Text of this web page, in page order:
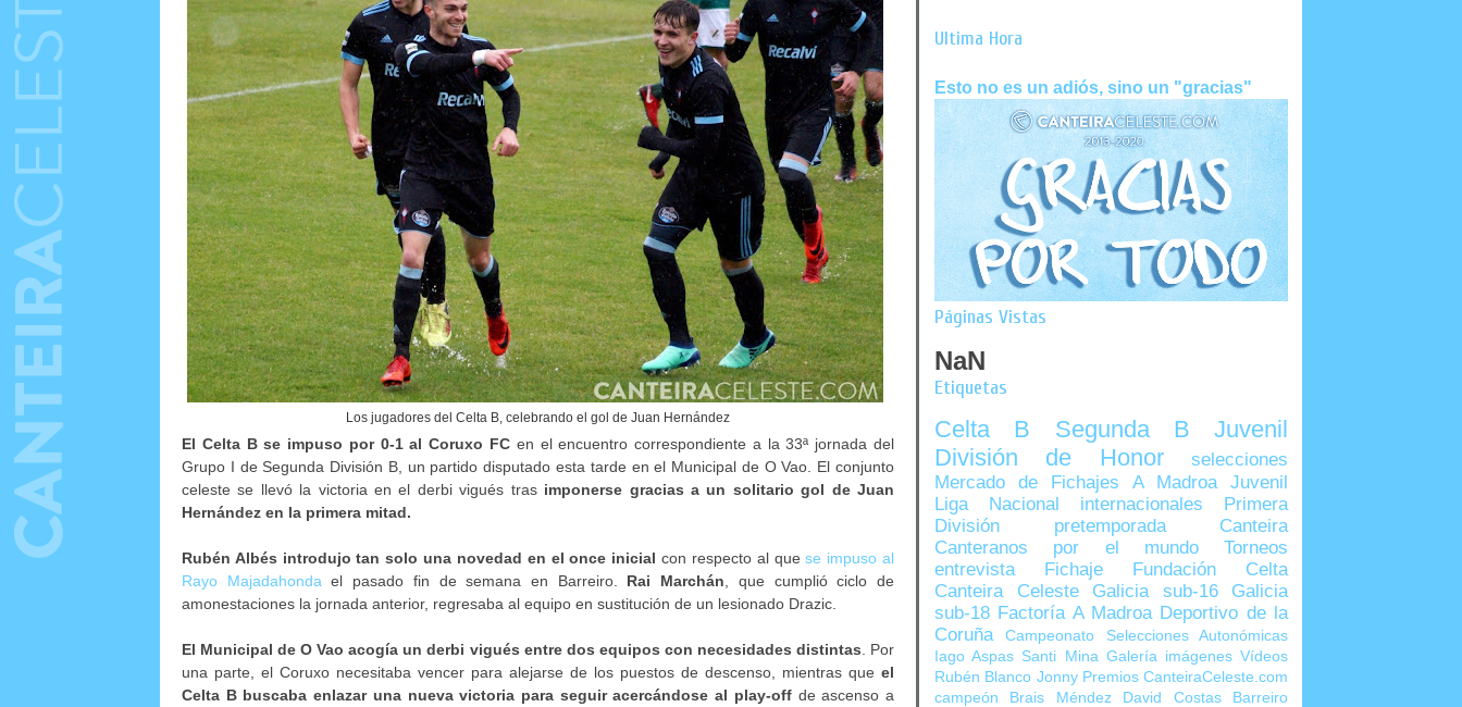
Los jugadores del Celta B, celebrando el gol de Juan Hernández
El Celta B se impuso por 0-1 al Coruxo FC en el encuentro correspondiente a la 33ª jornada del
Grupo I de Segunda División B, un partido disputado esta tarde en el Municipal de O Vao. El conjunto
celeste se llevó la victoria en el derbi vigués tras imponerse gracias a un solitario gol de Juan
Hernández en la primera mitad.
Rubén Albés introdujo tan solo una novedad en el once inicial con respecto al quese impuso al
Rayo Majadahonda el pasado fin de semana en Barreiro. Rai Marchán , que cumplió ciclo de
amonestaciones la jornada anterior, regresaba al equipo en sustitución de un lesionado Drazic.
El Municipal de O Vao acogía un derbi vigués entre dos equipos con necesidades distintas . Por
una parte, el Coruxo necesitaba vencer para alejarse de los puestos de descenso, mientras que el
Celta B buscaba enlazar una nueva victoria para seguir acercándose al play-offde ascenso a
Última Hora
Esto no es un adiós, sino un "gracias"
Páginas Vistas
NaN
Etiquetas
Celta B Segunda B
Juvenil
División de Honor
selecciones
Mercado de Fichajes
A Madroa
Juvenil
Liga Nacional
internacionales
Primera
División
pretemporada
Canteira
Canteranos por el mundo
Torneos
entrevista
Fichaje
Fundación Celta
Canteira Celeste
Galicia sub-16
Galicia
sub-18 Factoría A Madroa Deportivo de la
Coruña
Campeonato Selecciones Autonómicas
Iago Aspas Santi Mina Galería imágenes Vídeos
Rubén Blanco Jonny Premios CanteiraCeleste.com
campeón
Brais Méndez David Costas
Barreiro